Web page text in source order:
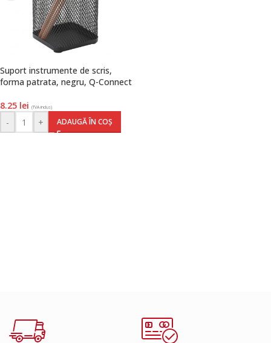
Suport instrumente de scris,
forma patrata, negru, Q-Connect
8.25 lei (TVA inclus)
- + ADAUGĂ ÎN COȘ